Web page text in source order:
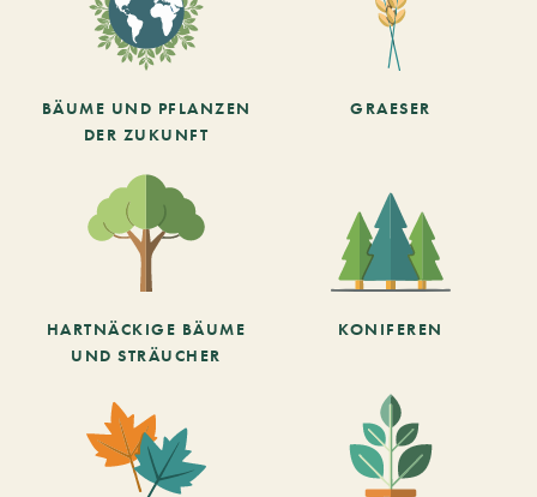
BÄUME UND PFLANZEN
DER ZUKUNFT
GRAESER
HARTNÄCKIGE BÄUME
UND STRÄUCHER
KONIFEREN